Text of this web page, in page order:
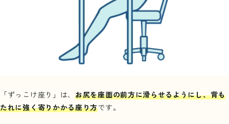
「ずっこけ座り」は、 お尻を座面の前方に滑らせるようにし、背も
たれに強く寄りかかる座り方です。